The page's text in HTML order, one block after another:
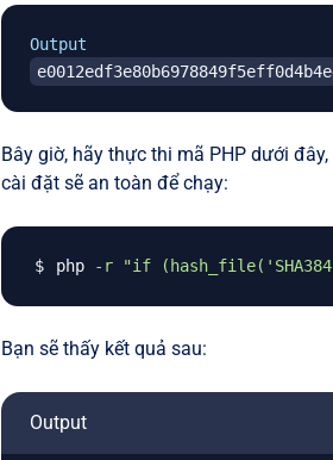
Output
Bây giờ, hãy thực thi mã PHP dưới
cài đặt sẽ an toàn để chạy:
php -r "if
Bạn sẽ thấy kết quả sau:
Output